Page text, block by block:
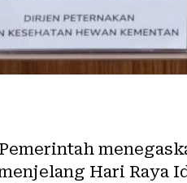
Pemerintah
Hari Raya